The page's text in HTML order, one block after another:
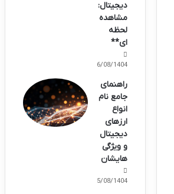
دیجیتال:
مشاهده
لحظه
ای**
26/08/1404
راهنمای
جامع نام
انواع
ارزهای
دیجیتال
و ویژگی
هایشان
25/08/1404